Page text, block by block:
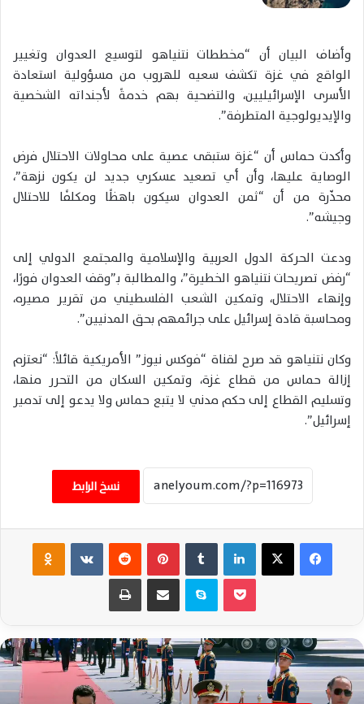
وأضاف البيان أن “مخططات نتنياهو لتوسيع العدوان وتغيير
الواقع في غزة تكشف سعيه للهروب من مسؤولية استعادة
الأسرى الإسرائيليين، والتضحية بهم خدمةً لأجنداته الشخصية
والإيديولوجية المتطرفة”.
وأكدت حماس أن “غزة ستبقى عصية على محاولات الاحتلال فرض
الوصاية عليها، وأن أي تصعيد عسكري جديد لن يكون نزهة”،
محذّرة من أن “ثمن العدوان سيكون باهظًا ومكلفًا للاحتلال
وجيشه”.
ودعت الحركة الدول العربية والإسلامية والمجتمع الدولي إلى
“رفض تصريحات نتنياهو الخطيرة”، والمطالبة بـ”وقف العدوان فورًا،
وإنهاء الاحتلال، وتمكين الشعب الفلسطيني من تقرير مصيره،
ومحاسبة قادة إسرائيل على جرائمهم بحق المدنيين”.
وكان نتنياهو قد صرح لقناة “فوكس نيوز” الأمريكية قائلاً: “نعتزم
إزالة حماس من قطاع غزة، وتمكين السكان من التحرر منها،
وتسليم القطاع إلى حكم مدني لا يتبع حماس ولا يدعو إلى تدمير
إسرائيل”.
نسخ الرابط
فيسبوك ‫X لينكدإن بينتيريست ‏VKontakte
سكايب مشاركة عبر البريد طباعة